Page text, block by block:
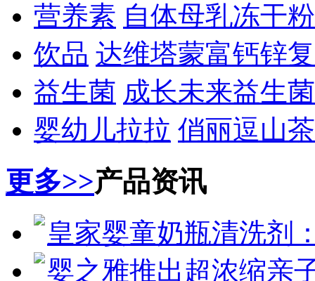
营养素 自体母乳冻干
饮品 达维塔蒙富钙锌
益生菌 成长未来益生
婴幼儿拉拉 俏丽逗山
更多>>产品资讯
皇家婴童奶瓶清洗剂
婴之雅推出超浓缩亲